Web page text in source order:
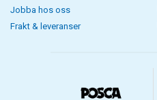
Jobba hos oss
Frakt & leveranser